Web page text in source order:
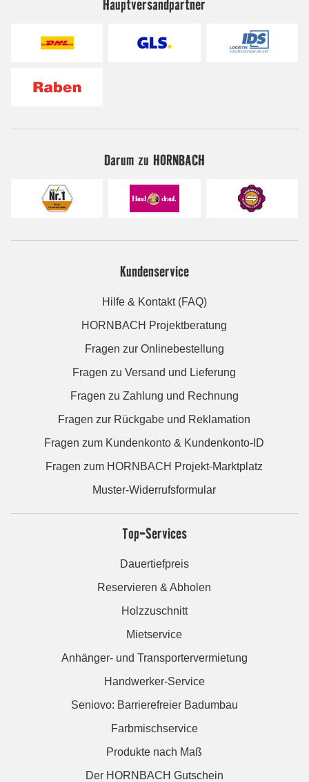
Hauptversandpartner
Darum zu HORNBACH
Kundenservice
Hilfe & Kontakt (FAQ)
HORNBACH Projektberatung
Fragen zur Onlinebestellung
Fragen zu Versand und Lieferung
Fragen zu Zahlung und Rechnung
Fragen zur Rückgabe und Reklamation
Fragen zum Kundenkonto & Kundenkonto-ID
Fragen zum HORNBACH Projekt-Marktplatz
Muster-Widerrufsformular
Top-Services
Dauertiefpreis
Reservieren & Abholen
Holzzuschnitt
Mietservice
Anhänger- und Transportervermietung
Handwerker-Service
Seniovo: Barrierefreier Badumbau
Farbmischservice
Produkte nach Maß
Der HORNBACH Gutschein